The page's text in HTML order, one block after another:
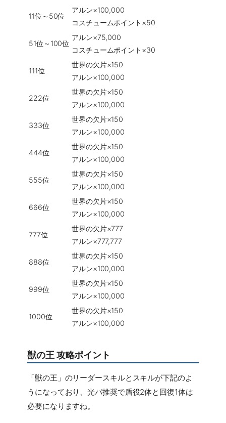
11位～50位
アルン×100,000
コスチュームポイント×50
51位～100位
アルン×75,000
コスチュームポイント×30
111位
世界の欠片×150
アルン×100,000
222位
世界の欠片×150
アルン×100,000
333位
世界の欠片×150
アルン×100,000
444位
世界の欠片×150
アルン×100,000
555位
世界の欠片×150
アルン×100,000
666位
世界の欠片×150
アルン×100,000
777位
世界の欠片×777
アルン×777,777
888位
世界の欠片×150
アルン×100,000
999位
世界の欠片×150
アルン×100,000
1000位
世界の欠片×150
アルン×100,000
獣の王 攻略ポイント
「獣の王」のリーダースキルとスキルが下記のよ
うになっており、光パ推奨で盾役2体と回復1体は
必要になりますね。